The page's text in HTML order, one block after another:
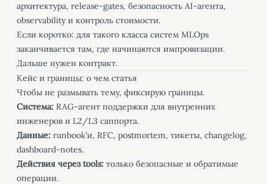
архитектура, release-gates, безопасность AI-агента,
observability и контроль стоимости.
Если коротко: для такого класса систем MLOps
заканчивается там, где начинаются импровизации.
Дальше нужен контракт.
Кейс и границы: о чем статья
Чтобы не размывать тему, фиксирую границы.
Система: RAG-агент поддержки для внутренних
инженеров и L2/L3 саппорта.
Данные: runbook’и, RFC, postmortem, тикеты, changelog,
dashboard-notes.
Действия через tools: только безопасные и обратимые
операции.